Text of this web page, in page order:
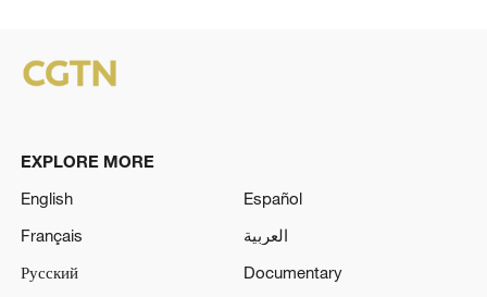
EXPLORE MORE
English
Español
Français
العربية
Русский
Documentary